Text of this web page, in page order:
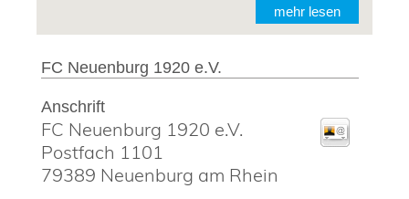
mehr lesen
FC Neuenburg 1920 e.V.
Anschrift
FC Neuenburg 1920 e.V.
Postfach 1101
79389 Neuenburg am Rhein